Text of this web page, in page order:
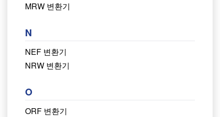
MRW 변환기
N
NEF 변환기
NRW 변환기
O
ORF 변환기